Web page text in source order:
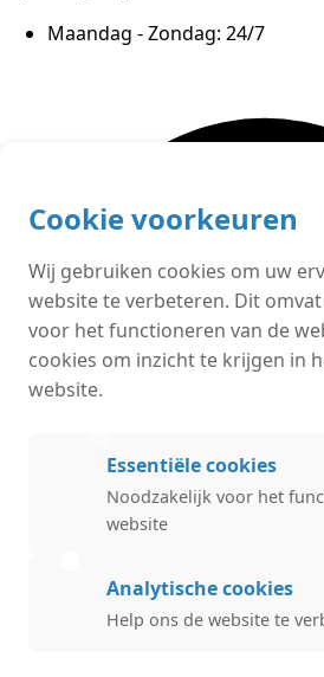
Maandag - Zondag: 24/7
24/7 spoedservice beschikbaar
Cookie voorkeuren
Wij gebruiken cookies om uw
website te verbeteren. Dit
voor het functioneren van de
cookies om inzicht te krijgen in
website.
Essentiële cookies
Noodzakelijk voor het
website
Analytische cookies
Help ons de website te